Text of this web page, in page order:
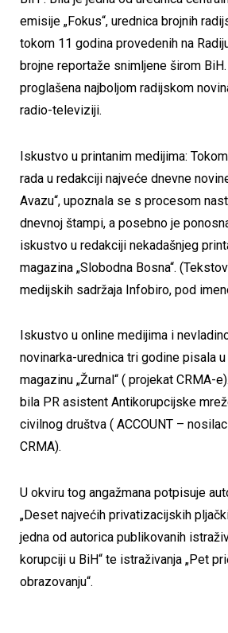
emisije „Fokus“, urednica brojnih
tokom 11 godina provedenih na
brojne reportaže snimljene širom
proglašena najboljom radijskom
radio-televiziji.
Iskustvo u printanim medijima:
rada u redakciji najveće dnevne
Avazu“, upoznala se s procesom
dnevnoj štampi, a posebno je
iskustvo u redakciji nekadašnjeg
magazina „Slobodna Bosna“.
medijskih sadržaja Infobiro, pod
Iskustvo u online medijima i
novinarka-urednica tri godine pisala
magazinu „Žurnal“ ( projekat CRMA-
bila PR asistent Antikorupcijske
civilnog društva ( ACCOUNT –
CRMA).
U okviru tog angažmana potpisuje
„Deset najvećih privatizacijskih
jedna od autorica publikovanih
korupciji u BiH“ te istraživanja „Pet
obrazovanju“.